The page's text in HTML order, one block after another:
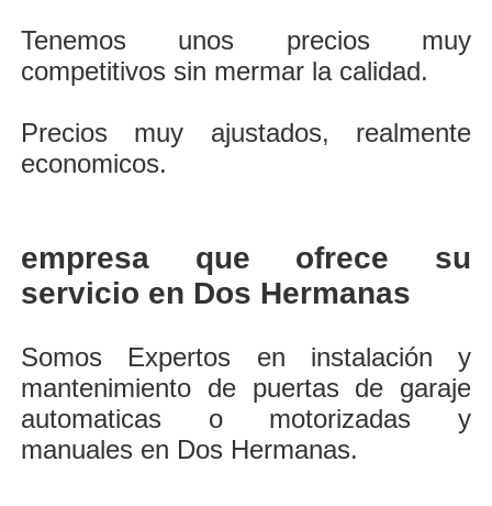
Tenemos unos precios muy
competitivos sin mermar la calidad.
Precios muy ajustados, realmente
economicos.
empresa que ofrece su
servicio en Dos Hermanas
Somos Expertos en instalación y
mantenimiento de puertas de garaje
automaticas o motorizadas y
manuales en Dos Hermanas.